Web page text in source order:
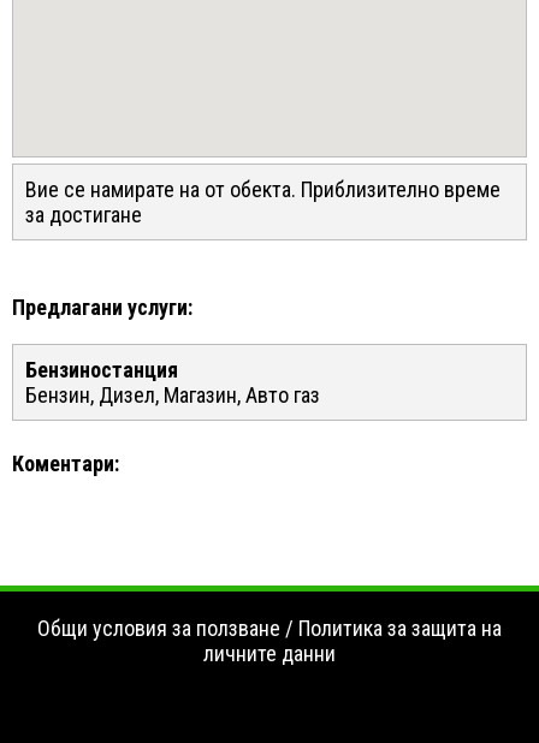
Вие се намирате на от обекта. Приблизително време
за достигане
Предлагани услуги:
Бензиностанция
Бензин, Дизел, Магазин, Авто газ
Коментари:
Общи условия за ползване / Политика за защита на
личните данни